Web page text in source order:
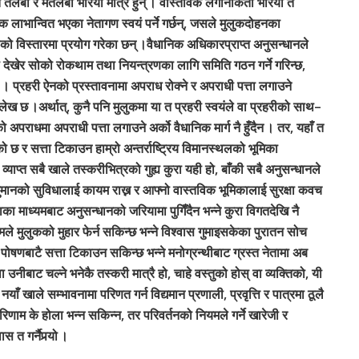
भएका नेतागण स्वयं पर्ने गर्छन्, जसले मुलुकदोहनका
विस्तारमा प्रयोग गरेका छन् ।वैधानिक अधिकारप्राप्त अनुसन्धानले
सोको रोकथाम तथा नियन्त्रणका लागि समिति गठन गर्ने गरिन्छ,
ऐनको प्रस्तावनामा अपराध रोक्ने र अपराधी पत्ता लगाउने
छ ।अर्थात्, कुनै पनि मुलुकमा या त प्रहरी स्वयंले वा प्रहरीको साथ–
अपराधमा अपराधी पत्ता लगाउने अर्को वैधानिक मार्ग नै हुँदैन । तर, यहाँ त
र सत्ता टिकाउन हाम्रो अन्तर्राष्ट्रिय विमानस्थलको भूमिका
सबै खाले तस्करीभित्रको गुह्य कुरा यही हो, बाँकी सबै अनुसन्धानले
सुविधालाई कायम राख्न र आफ्नो वास्तविक भूमिकालाई सुरक्षा कवच
माध्यमबाट अनुसन्धानको जरियामा पुगिँदैन भन्ने कुरा विगतदेखि नै
मुलुकको मुहार फेर्न सकिन्छ भन्ने विश्वास गुमाइसकेका पुरातन सोच
सत्ता टिकाउन सकिन्छ भन्ने मनोग्रन्थीबाट ग्रस्त नेतामा अब
चल्ने भनेकै तस्करी मात्रै हो, चाहे वस्तुको होस् वा व्यक्तिको, यी
खाले सम्भावनामा परिणत गर्न विद्यमान प्रणाली, प्रवृत्ति र पात्रमा ठूलै
के होला भन्न सकिन्न, तर परिवर्तनको नियमले गर्ने खारेजी र
त गर्नैपर्‍यो ।